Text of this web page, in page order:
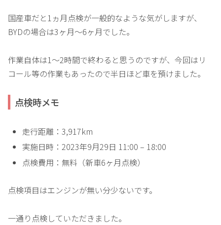
国産車だと1ヵ月点検が一般的なような気がしますが、
BYDの場合は3ヶ月～6ヶ月でした。
作業自体は1～2時間で終わると思うのですが、今回はリ
コール等の作業もあったので半日ほど車を預けました。
点検時メモ
走行距離：3,917km
実施日時：2023年9月29日 11:00 – 18:00
点検費用：無料（新車6ヶ月点検）
点検項目はエンジンが無い分少ないです。
一通り点検していただきました。